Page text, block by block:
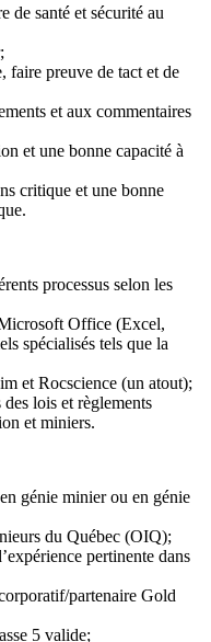
de santé et sécurité au
faire preuve de tact et de
et aux commentaires
et une bonne capacité à
critique et une bonne
processus selon les
Office (Excel,
spécialisés tels que la
et Rocscience (un atout);
lois et règlements
et miniers.
génie minier ou en génie
du Québec (OIQ);
pertinente dans
partenaire Gold
5 valide;